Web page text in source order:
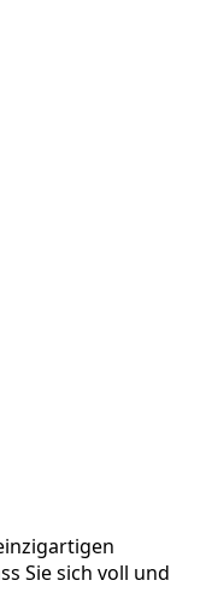
Sie sich voll und